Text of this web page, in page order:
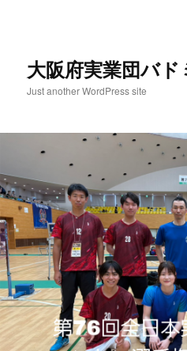
大阪府実業団バ
Just another WordPress site